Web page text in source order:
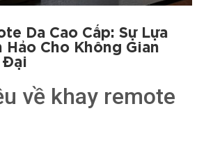
Da Cao Cấp: Sự Lựa
Hảo Cho Không Gian
Đại
về khay remote